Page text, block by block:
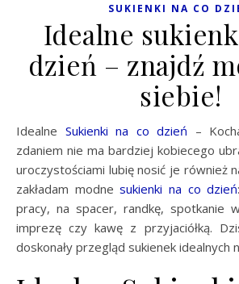
SUKIENKI NA CO
Idealne
dzień – znajdź
siebie!
Idealne Sukienki na co dzień –
zdaniem nie ma bardziej kobiecego
uroczystościami lubię nosić je również
zakładam modnesukienki na co dzień
pracy, na spacer, randkę, spotkanie
imprezę czy kawę z przyjaciółką.
doskonały przegląd sukienek idealnych